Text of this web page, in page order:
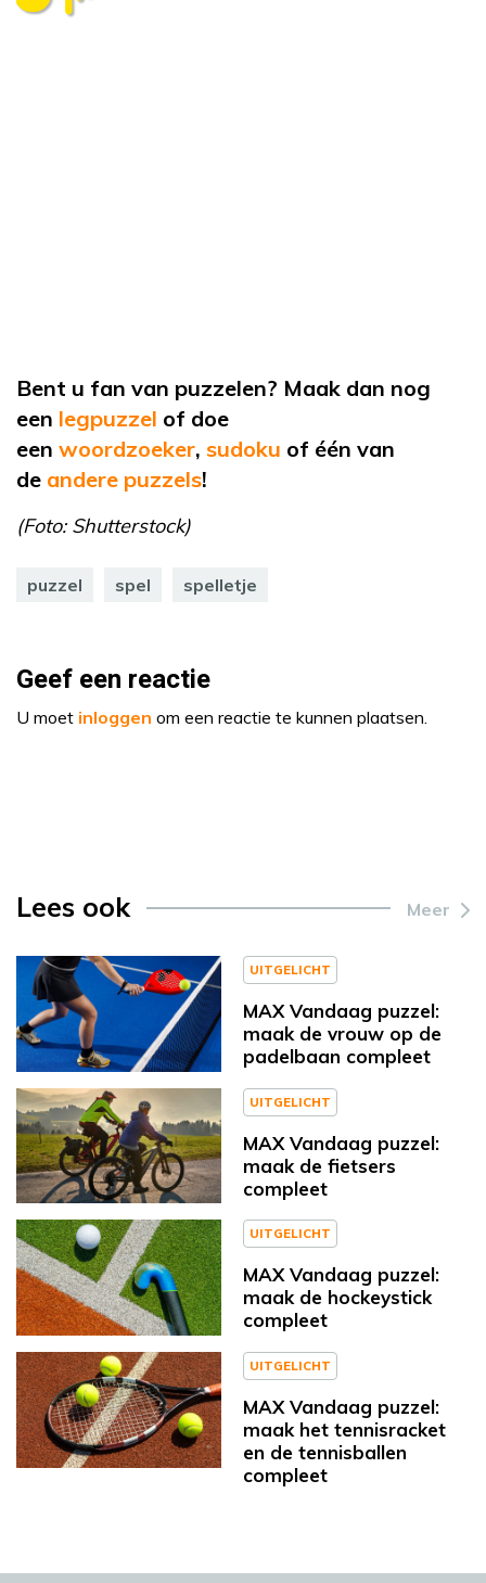
Bent u fan van puzzelen? Maak dan nog
een legpuzzel of doe
een woordzoeker, sudoku of één van
de andere puzzels!
(Foto: Shutterstock)
puzzel spel spelletje
Geef een reactie
U moet inloggen om een reactie te kunnen plaatsen.
Lees ook Meer
UITGELICHT
MAX Vandaag puzzel:
maak de vrouw op de
padelbaan compleet
UITGELICHT
MAX Vandaag puzzel:
maak de fietsers
compleet
UITGELICHT
MAX Vandaag puzzel:
maak de hockeystick
compleet
UITGELICHT
MAX Vandaag puzzel:
maak het tennisracket
en de tennisballen
compleet